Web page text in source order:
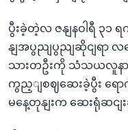
ပွီးခဲ့တဲ့လ ဇနျနဝါရီ ၃၁
နျအပွညျပွညျဆိုငျရာ
သားတဦးကို သံသယလူနာ
ကွည့ျစဈဆေးခဲ့ပွီး ရော
မနေ့တုနျးက ဆေးရုံဆင